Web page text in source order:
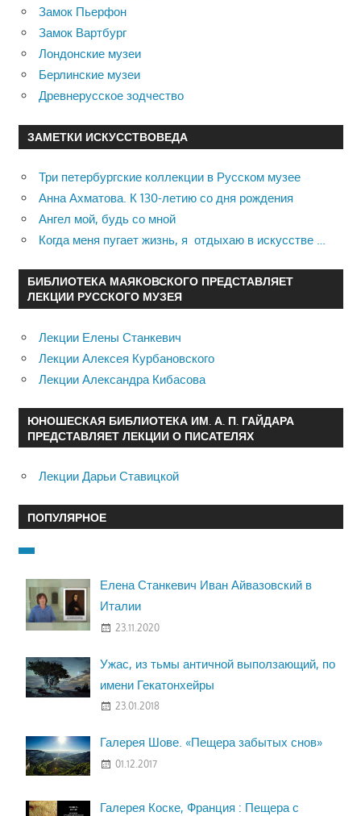
Замок Пьерфон
Замок Вартбург
Лондонские музеи
Берлинские музеи
Древнерусское зодчество
ЗАМЕТКИ ИСКУССТВОВЕДА
Три петербургские коллекции в Русском музее
Анна Ахматова. К 130-летию со дня рождения
Ангел мой, будь со мной
Когда меня пугает жизнь, я отдыхаю в искусстве …
БИБЛИОТЕКА МАЯКОВСКОГО ПРЕДСТАВЛЯЕТ
ЛЕКЦИИ РУССКОГО МУЗЕЯ
Лекции Елены Станкевич
Лекции Алексея Курбановского
Лекции Александра Кибасова
ЮНОШЕСКАЯ БИБЛИОТЕКА ИМ. А. П. ГАЙДАРА
ПРЕДСТАВЛЯЕТ ЛЕКЦИИ О ПИСАТЕЛЯХ
Лекции Дарьи Ставицкой
ПОПУЛЯРНОЕ
Елена Станкевич Иван Айвазовский в
Италии
23.11.2020
Ужас, из тьмы античной выползающий, по
имени Гекатонхейры
23.01.2018
Галерея Шове. «Пещера забытых снов»
01.12.2017
Галерея Коске, Франция : Пещера с